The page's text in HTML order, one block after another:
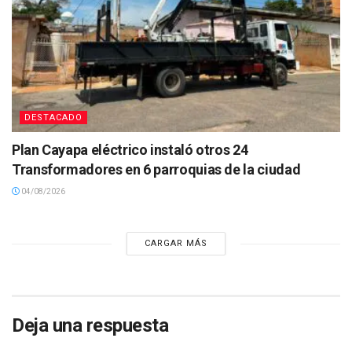
DESTACADO
Plan Cayapa eléctrico instaló otros 24
Transformadores en 6 parroquias de la ciudad
04/08/2026
CARGAR MÁS
Deja una respuesta